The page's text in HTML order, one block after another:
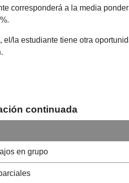
corresponderá a la media
el/la estudiante tiene otra
continuada
en grupo